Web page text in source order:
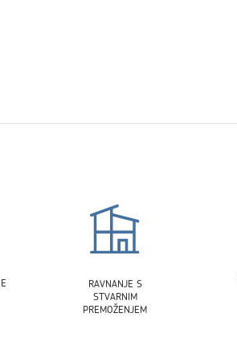
RAVNANJE S
STVARNIM
PREMOŽENJEM